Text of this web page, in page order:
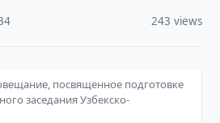
243 views
посвященное подготовке
заседания Узбекско-